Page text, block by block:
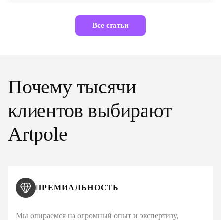
Все статьи
Почему тысячи
клиентов выбирают
Artpole
ПРЕМИАЛЬНОСТЬ
Мы опираемся на огромный опыт и экспертизу,